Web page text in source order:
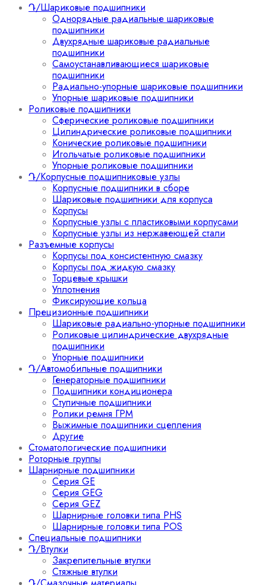
Դ/Шариковые подшипники
Однорядные радиальные шариковые
подшипники
Двухрядные шариковые радиальные
подшипники
Самоустанавливающиеся шариковые
подшипники
Радиально-упорные шариковые подшипники
Упорные шариковые подшипники
Роликовые подшипники
Сферические роликовые подшипники
Цилиндрические роликовые подшипники
Конические роликовые подшипники
Игольчатые роликовые подшипники
Упорные роликовые подшипники
Դ/Корпусные подшипниковые узлы
Корпусные подшипники в сборе
Шариковые подшипники для корпуса
Корпусы
Корпусные узлы с пластиковыми корпусами
Корпусные узлы из нержавеющей стали
Разъемные корпусы
Корпусы под консистентную смазку
Корпусы под жидкую смазку
Торцевые крышки
Уплотнения
Фиксирующие кольца
Прецизионные подшипники
Шариковые радиально-упорные подшипники
Роликовые цилиндрические двухрядные
подшипники
Упорные подшипники
Դ/Автомобильные подшипники
Генераторные подшипники
Подшипники кондиционера
Ступичные подшипники
Ролики ремня ГРМ
Выжимные подшипники сцепления
Другие
Стоматологические подшипники
Роторные группы
Шарнирные подшипники
Серия GE
Серия GEG
Серия GEZ
Шарнирные головки типа PHS
Шарнирные головки типа POS
Специальные подшипники
Դ/Втулки
Закрепительные втулки
Стяжные втулки